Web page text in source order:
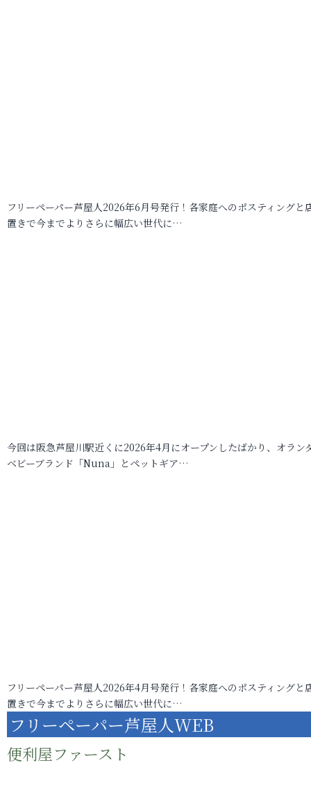
フリーペーパー芦屋人2026年6月号発行！各家庭へのポスティングと
置きで今までよりさらに幅広い世代に…
今回は阪急芦屋川駅近くに2026年4月にオープンしたばかり、オラン
ベビーブランド「Nuna」とペットギア…
フリーペーパー芦屋人2026年4月号発行！各家庭へのポスティングと
置きで今までよりさらに幅広い世代に…
フリーペーパー芦屋人WEB
便利屋ファースト